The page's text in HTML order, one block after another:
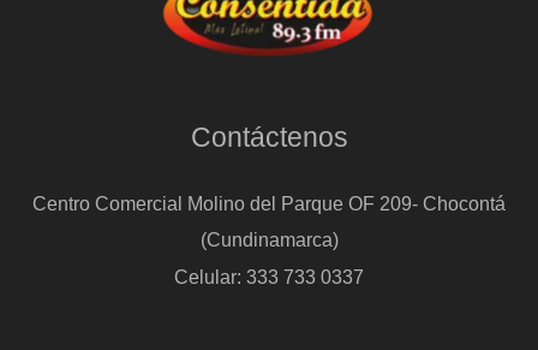
Contáctenos
Centro Comercial Molino del Parque OF 209- Chocontá
(Cundinamarca)
Celular: 333 733 0337